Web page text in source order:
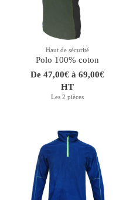
Haut de sécurité
Polo 100% coton
De 47,00€ à 69,00€
HT
Les 2 pièces